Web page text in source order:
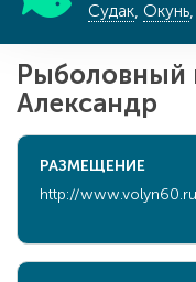
Судак, Окунь,
Рыболовный
Александр
РАЗМЕЩЕНИЕ
http://www.volyn60.ru